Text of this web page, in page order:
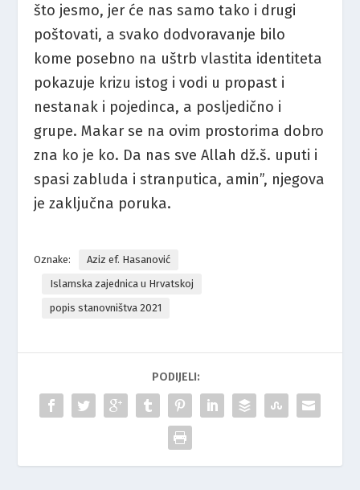
što jesmo, jer će nas samo tako i drugi
poštovati, a svako dodvoravanje bilo
kome posebno na uštrb vlastita identiteta
pokazuje krizu istog i vodi u propast i
nestanak i pojedinca, a posljedično i
grupe. Makar se na ovim prostorima dobro
zna ko je ko. Da nas sve Allah dž.š. uputi i
spasi zabluda i stranputica, amin”, njegova
je zaključna poruka.
Oznake:
Aziz ef. Hasanović
Islamska zajednica u Hrvatskoj
popis stanovništva 2021
PODIJELI: